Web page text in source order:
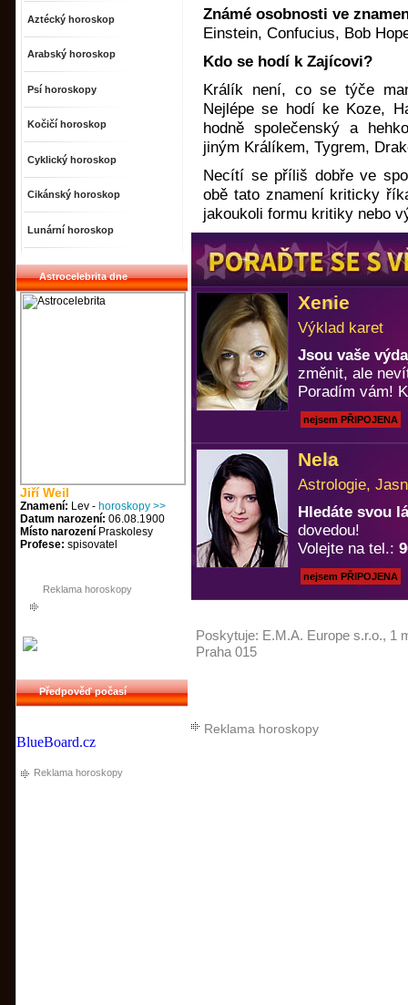
Aztécký horoskop
Arabský horoskop
Psí horoskopy
Kočičí horoskop
Cyklický horoskop
Cikánský horoskop
Lunární horoskop
Astrocelebrita dne
Jiří Weil
Znamení: Lev - horoskopy >>
Datum narození: 06.08.1900
Místo narození Praskolesy
Profese: spisovatel
Reklama horoskopy
Předpověď počasí
BlueBoard.cz
Reklama horoskopy
Známé osobnosti ve
Einstein, Confucius, Bob
Kdo se hodí k Zajícovi?
Králík není, co se týče
Nejlépe se hodí ke Koze,
hodně společenský a
jiným Králíkem, Tygrem,
Necítí se příliš dobře ve
obě tato znamení kriticky
jakoukoli formu kritiky nebo
Xenie
Výklad karet
Jsou vaše
změnit, ale
Poradím vám!
nejsem PŘIPOJENA
Nela
Astrologie,
Hledáte svou
dovedou!
Volejte na tel.:
nejsem PŘIPOJENA
Poskytuje: E.M.A. Europe s.r.o., 1
Praha 015
Reklama horoskopy